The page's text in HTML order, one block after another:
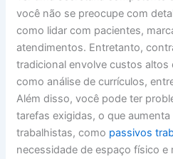
você não se preocupe com
como lidar com pacientes,
atendimentos. Entretanto,
tradicional envolve custos
como análise de currículos,
Além disso, você pode ter
tarefas exigidas, o que
trabalhistas, como passivos
necessidade de espaço físico e